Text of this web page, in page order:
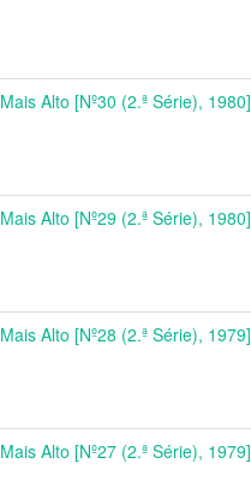
Mais Alto [Nº30 (2.ª Série), 1980]
Mais Alto [Nº29 (2.ª Série), 1980]
Mais Alto [Nº28 (2.ª Série), 1979]
Mais Alto [Nº27 (2.ª Série), 1979]